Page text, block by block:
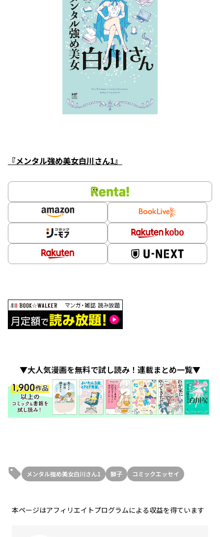
『メンタル強め美女白川さん1』
▼大人気漫画を無料で試し読み！連載まとめ一覧▼
メンタル強め美女白川さん1 獅子 コミックエッセイ
本ページはアフィリエイトプログラムによる収益を得ています